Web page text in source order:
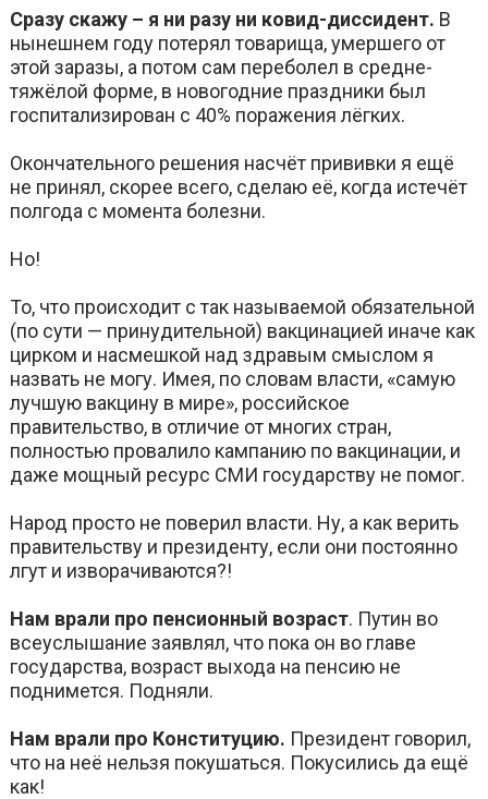
Сразу скажу – я ни разу ни ковид-диссидент. В
нынешнем году потерял товарища, умершего от
этой заразы, а потом сам переболел в средне-
тяжёлой форме, в новогодние праздники был
госпитализирован с 40% поражения лёгких.
Окончательного решения насчёт прививки я ещё
не принял, скорее всего, сделаю её, когда истечёт
полгода с момента болезни.
Но!
То, что происходит с так называемой обязательной
(по сути — принудительной) вакцинацией иначе как
цирком и насмешкой над здравым смыслом я
назвать не могу. Имея, по словам власти, «самую
лучшую вакцину в мире», российское
правительство, в отличие от многих стран,
полностью провалило кампанию по вакцинации, и
даже мощный ресурс СМИ государству не помог.
Народ просто не поверил власти. Ну, а как верить
правительству и президенту, если они постоянно
лгут и изворачиваются?!
Нам врали про пенсионный возраст. Путин во
всеуслышание заявлял, что пока он во главе
государства, возраст выхода на пенсию не
поднимется. Подняли.
Нам врали про Конституцию. Президент говорил,
что на неё нельзя покушаться. Покусились да ещё
как!